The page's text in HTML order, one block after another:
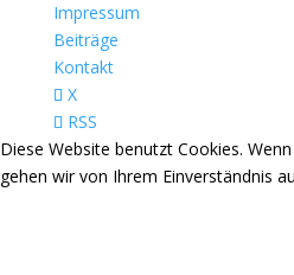
Impressum
Beiträge
Kontakt
X
RSS
Diese Website benutzt Cookies.
gehen wir von Ihrem Einverständnis